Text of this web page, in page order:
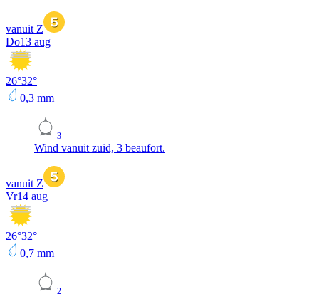
vanuit Z
Do13 aug
26°32°
0,3 mm
3
Wind vanuit zuid, 3 beaufort.
vanuit Z
Vr14 aug
26°32°
0,7 mm
2